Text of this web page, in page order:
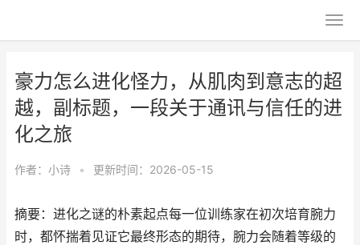
豪力怎么进化怪力，从肌肉到意志的超
越，副标题，一段关于通讯与信任的进
化之旅
作者： 小诗 • 更新时间：2026-05-15
摘要：进化之谜的朴素起点每一位训练家在初次培育腕力
时，都怀揣着见证它最终形态的期待，腕力会随着等级的